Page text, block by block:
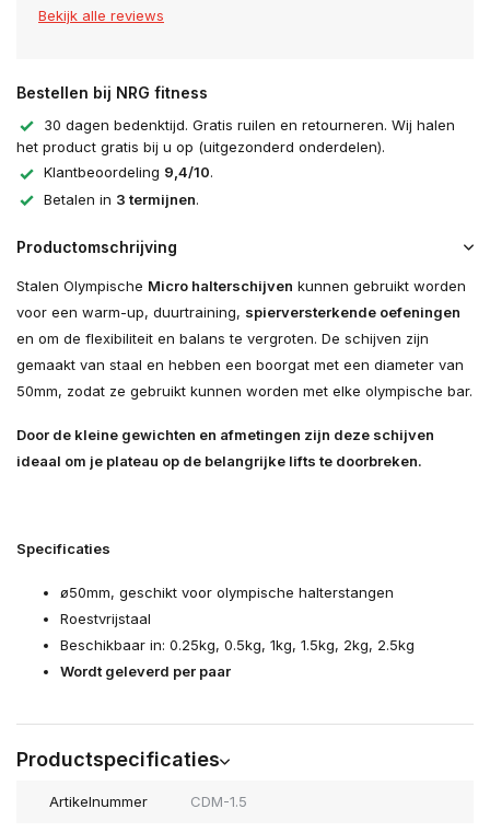
Bekijk alle reviews
Bestellen bij NRG fitness
30 dagen bedenktijd. Gratis ruilen en retourneren. Wij halen
het product gratis bij u op (uitgezonderd onderdelen).
Klantbeoordeling 9,4/10.
Betalen in 3 termijnen.
Productomschrijving
Stalen Olympische Micro halterschijven kunnen gebruikt worden
voor een warm-up, duurtraining, spierversterkende oefeningen
en om de flexibiliteit en balans te vergroten. De schijven zijn
gemaakt van staal en hebben een boorgat met een diameter van
50mm, zodat ze gebruikt kunnen worden met elke olympische bar.
Door de kleine gewichten en afmetingen zijn deze schijven
ideaal om je plateau op de belangrijke lifts te doorbreken.
Specificaties
ø50mm, geschikt voor olympische halterstangen
Roestvrijstaal
Beschikbaar in: 0.25kg, 0.5kg, 1kg, 1.5kg, 2kg, 2.5kg
Wordt geleverd per paar
Productspecificaties
Artikelnummer CDM-1.5